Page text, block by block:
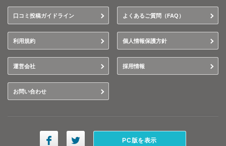
口コミ投稿ガイドライン よくあるご質問（FAQ）
利用規約 個人情報保護方針
運営会社 採用情報
お問い合わせ
PC版を表示